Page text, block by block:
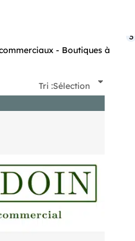
- Boutiques à
3
Tri :Sélection